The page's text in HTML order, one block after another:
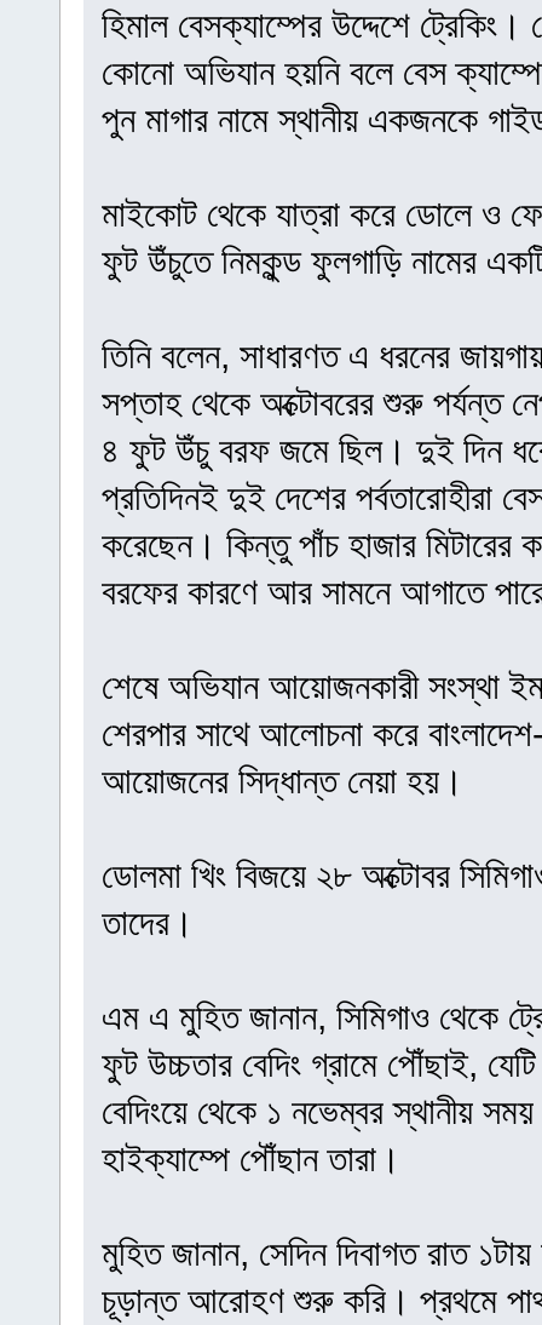
হিমাল বেসক্যাম্পের উদ্দেশে
কোনো অভিযান হয়নি বলে বেস
পুন মাগার নামে স্থানীয় একজনকে
মাইকোট থেকে যাত্রা করে ডোলে ও
ফুট উঁচুতে নিমকুন্ড ফুলগাড়ি নামের
তিনি বলেন, সাধারণত এ ধরনের
সপ্তাহ থেকে অক্টোবরের শুরু পর্যন্ত
৪ ফুট উঁচু বরফ জমে ছিল। দুই দিন
প্রতিদিনই দুই দেশের পর্বতারোহীরা
করেছেন। কিন্তু পাঁচ হাজার
বরফের কারণে আর সামনে আগাতে
শেষে অভিযান আয়োজনকারী সংস্থা
শেরপার সাথে আলোচনা করে
আয়োজনের সিদ্ধান্ত নেয়া হয়।
ডোলমা খিং বিজয়ে ২৮ অক্টোবর
তাদের।
এম এ মুহিত জানান, সিমিগাও থেকে
ফুট উচ্চতার বেদিং গ্রামে পৌঁছাই,
বেদিংয়ে থেকে ১ নভেম্বর স্থানীয়
হাইক্যাম্পে পৌঁছান তারা।
মুহিত জানান, সেদিন দিবাগত রাত
চূড়ান্ত আরোহণ শুরু করি। প্রথমে